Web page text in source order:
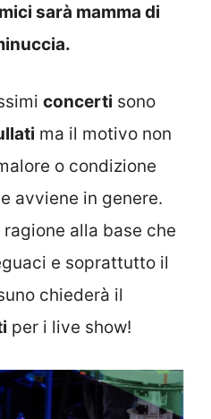
sarà mamma di
concerti sono
ma il motivo non
o condizione
avviene in genere.
ragione alla base che
e soprattutto il
chiederà il
per i live show!